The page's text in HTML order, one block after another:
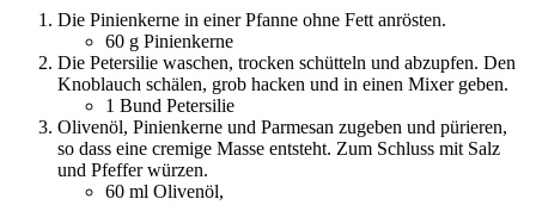
Die Pinienkerne in einer Pfanne ohne Fett anrösten.
60 g Pinienkerne
Die Petersilie waschen, trocken schütteln und abzupfen. Den
Knoblauch schälen, grob hacken und in einen Mixer geben.
1 Bund Petersilie
Olivenöl, Pinienkerne und Parmesan zugeben und pürieren,
so dass eine cremige Masse entsteht. Zum Schluss mit Salz
und Pfeffer würzen.
60 ml Olivenöl,